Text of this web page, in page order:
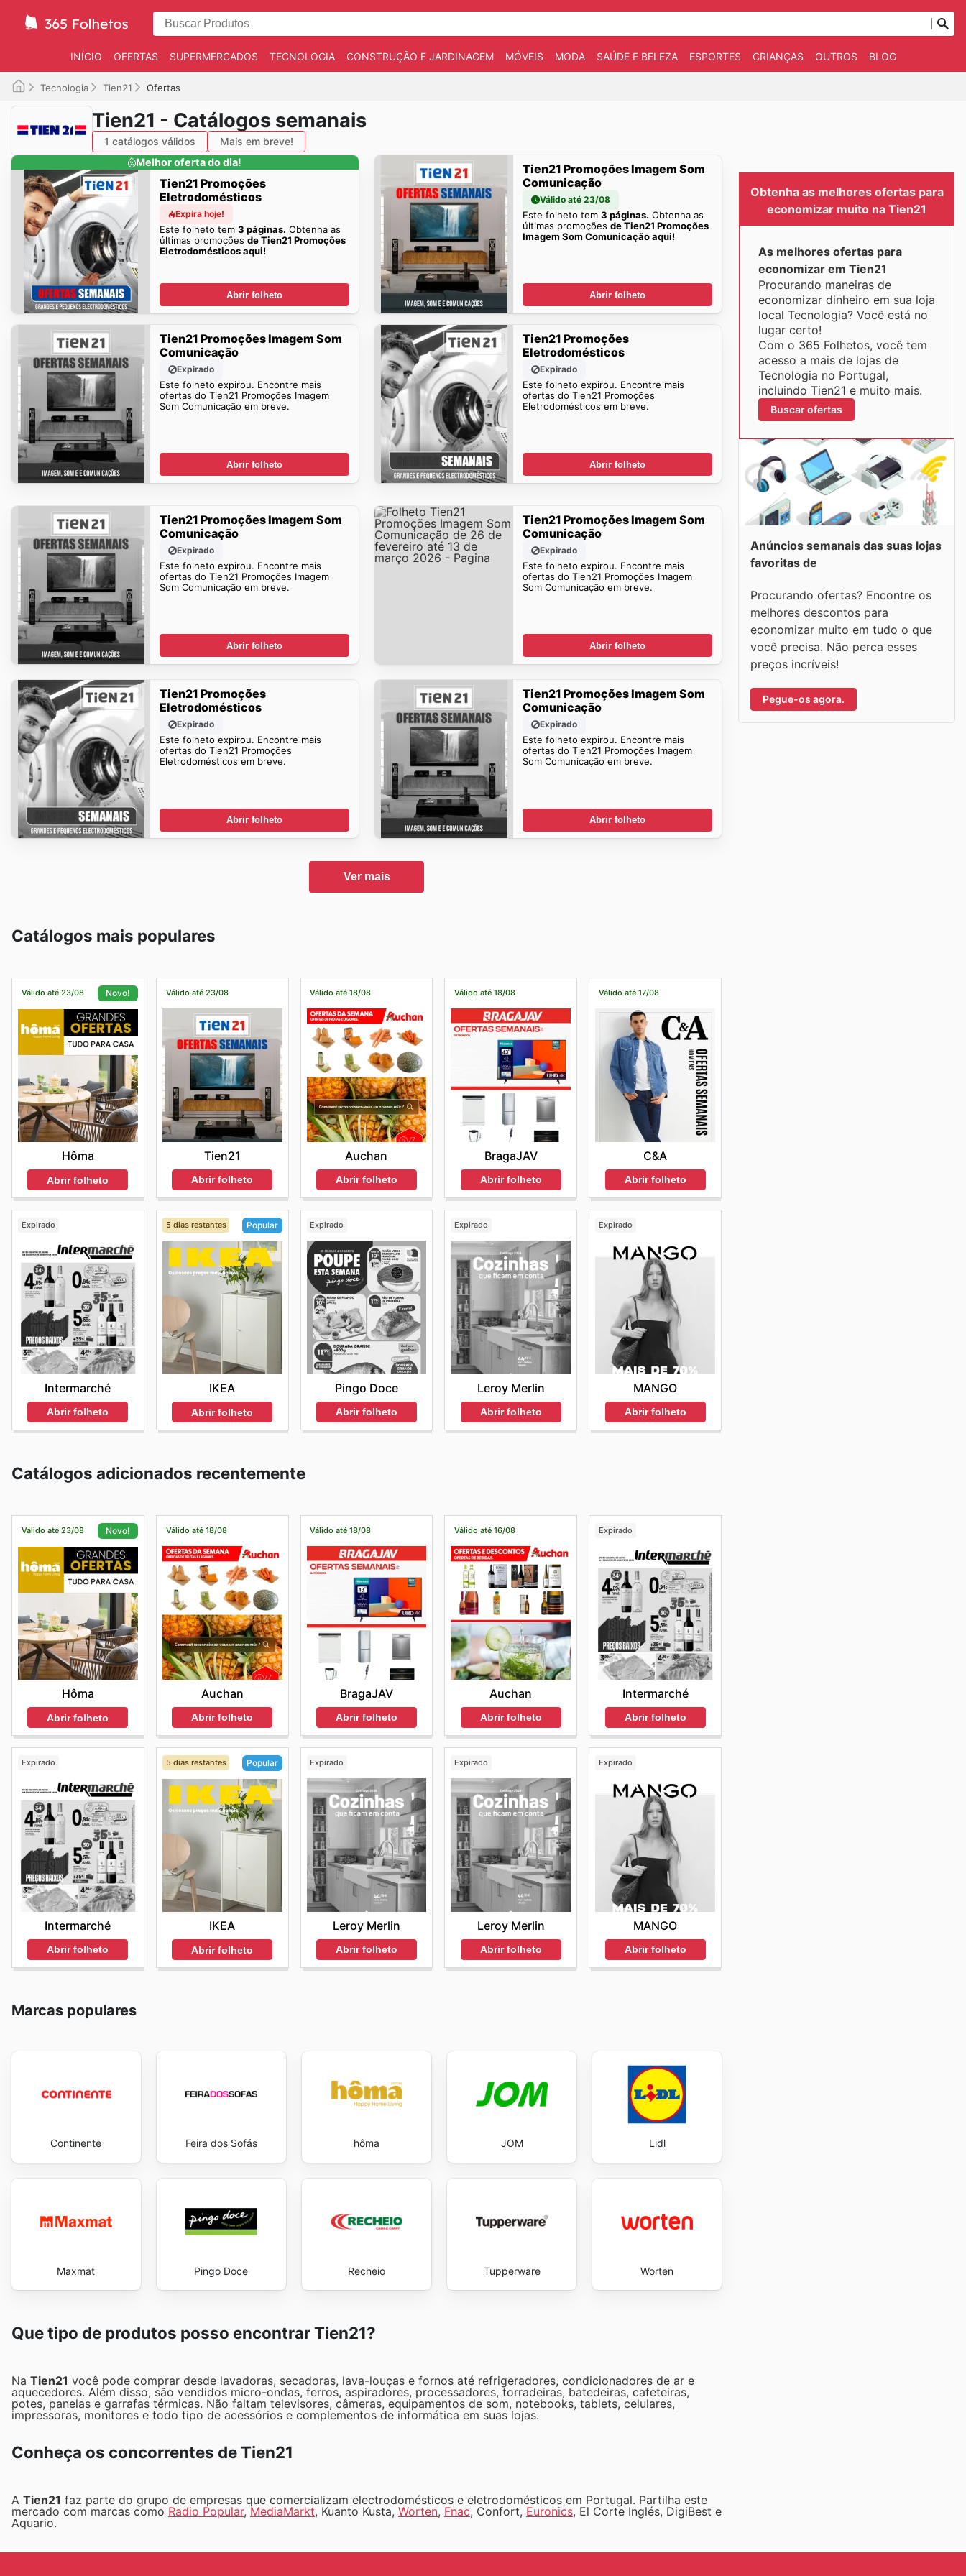
INÍCIO OFERTAS SUPERMERCADOS TECNOLOGIA CONSTRUÇÃO E JARDINAGEM MÓVEIS MODA SAÚDE E BELEZA ESPORTES CRIANÇAS OUTROS BLOG
Tecnologia Tien21 Ofertas
Tien21 - Catálogos semanais
1 catálogos válidos
Mais em breve!
Melhor oferta do dia!
Tien21 Promoções
Eletrodomésticos
Expira hoje!
Este folheto tem 3 páginas. Obtenha as
últimas promoções de Tien21 Promoções
Eletrodomésticos aqui!
Abrir folheto
Tien21 Promoções Imagem Som
Comunicação
Válido até 23/08
Este folheto tem3 páginas. Obtenha as
últimas promoçõesde Tien21 Promoções
Imagem Som Comunicação aqui!
Abrir folheto
Tien21 Promoções Imagem Som
Comunicação
Expirado
Este folheto expirou. Encontre mais
ofertas do Tien21 Promoções Imagem
Som Comunicação em breve.
Abrir folheto
Tien21 Promoções
Eletrodomésticos
Expirado
Este folheto expirou. Encontre mais
ofertas do Tien21 Promoções
Eletrodomésticos em breve.
Abrir folheto
Tien21 Promoções Imagem Som
Comunicação
Expirado
Este folheto expirou. Encontre mais
ofertas do Tien21 Promoções Imagem
Som Comunicação em breve.
Abrir folheto
Tien21 Promoções Imagem Som
Comunicação
Expirado
Este folheto expirou. Encontre mais
ofertas do Tien21 Promoções Imagem
Som Comunicação em breve.
Abrir folheto
Tien21 Promoções
Eletrodomésticos
Expirado
Este folheto expirou. Encontre mais
ofertas do Tien21 Promoções
Eletrodomésticos em breve.
Abrir folheto
Tien21 Promoções Imagem Som
Comunicação
Expirado
Este folheto expirou. Encontre mais
ofertas do Tien21 Promoções Imagem
Som Comunicação em breve.
Abrir folheto
Ver mais
Catálogos mais populares
Válido até 23/08 Novo!
Hôma
Abrir folheto
Válido até 23/08
Tien21
Abrir folheto
Válido até 18/08
Auchan
Abrir folheto
Válido até 18/08
BragaJAV
Abrir folheto
Válido até 17/08
C&A
Abrir folheto
Expirado
Intermarché
Abrir folheto
5 dias restantes Popular
IKEA
Abrir folheto
Expirado
Pingo Doce
Abrir folheto
Expirado
Leroy Merlin
Abrir folheto
Expirado
MANGO
Abrir folheto
Catálogos adicionados recentemente
Válido até 23/08 Novo!
Hôma
Abrir folheto
Válido até 18/08
Auchan
Abrir folheto
Válido até 18/08
BragaJAV
Abrir folheto
Válido até 16/08
Auchan
Abrir folheto
Expirado
Intermarché
Abrir folheto
Expirado
Intermarché
Abrir folheto
5 dias restantes Popular
IKEA
Abrir folheto
Expirado
Leroy Merlin
Abrir folheto
Expirado
Leroy Merlin
Abrir folheto
Expirado
MANGO
Abrir folheto
Marcas populares
Continente Feira dos Sofás hôma JOM Lidl
Maxmat Pingo Doce Recheio Tupperware Worten
Que tipo de produtos posso encontrar Tien21?
Na Tien21 você pode comprar desde lavadoras, secadoras, lava-louças e fornos até refrigeradores, condicionadores de ar e
aquecedores. Além disso, são vendidos micro-ondas, ferros, aspiradores, processadores, torradeiras, batedeiras, cafeteiras,
potes, panelas e garrafas térmicas. Não faltam televisores, câmeras, equipamentos de som, notebooks, tablets, celulares,
impressoras, monitores e todo tipo de acessórios e complementos de informática em suas lojas.
Conheça os concorrentes de Tien21
A Tien21 faz parte do grupo de empresas que comercializam electrodomésticos e eletrodomésticos em Portugal. Partilha este
mercado com marcas como Radio Popular, MediaMarkt, Kuanto Kusta, Worten, Fnac, Confort, Euronics, El Corte Inglés, DigiBest e
Aquario.
Obtenha as melhores ofertas para
economizar muito na Tien21
As melhores ofertas para
economizar em Tien21
Procurando maneiras de
economizar dinheiro em sua loja
local Tecnologia? Você está no
lugar certo!
Com o 365 Folhetos, você tem
acesso a mais de lojas de
Tecnologia no Portugal,
incluindo Tien21 e muito mais.
Buscar ofertas
Anúncios semanais das suas lojas
favoritas de
Procurando ofertas? Encontre os
melhores descontos para
economizar muito em tudo o que
você precisa. Não perca esses
preços incríveis!
Pegue-os agora.